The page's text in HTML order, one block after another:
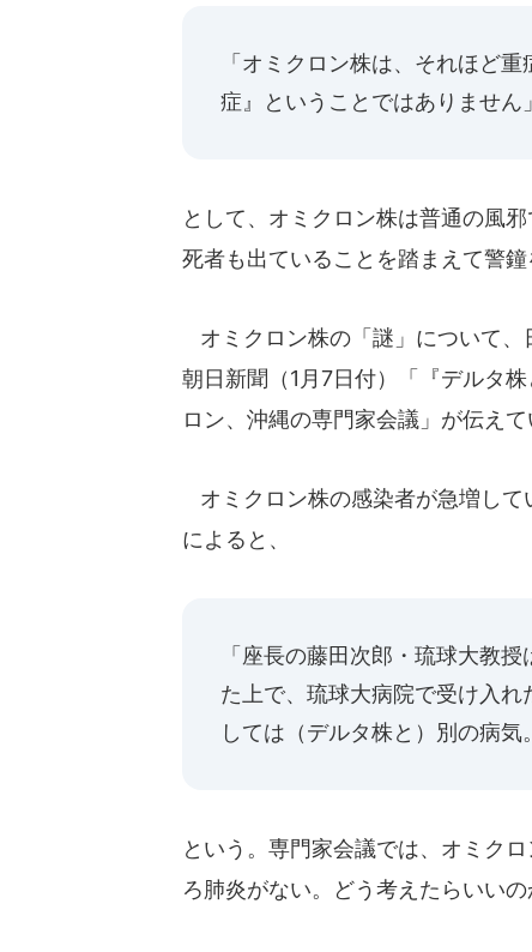
「オミクロン株は、それほど
症』ということではありません」
として、オミクロン株は普通の風
死者も出ていることを踏まえて警鐘
オミクロン株の「謎」について、
朝日新聞（1月7日付）「『デルタ
ロン、沖縄の専門家会議」が伝えて
オミクロン株の感染者が急増して
によると、
「座長の藤田次郎・琉球大教
た上で、琉球大病院で受け入
しては（デルタ株と）別の病気
という。専門家会議では、オミク
ろ肺炎がない。どう考えたらいい